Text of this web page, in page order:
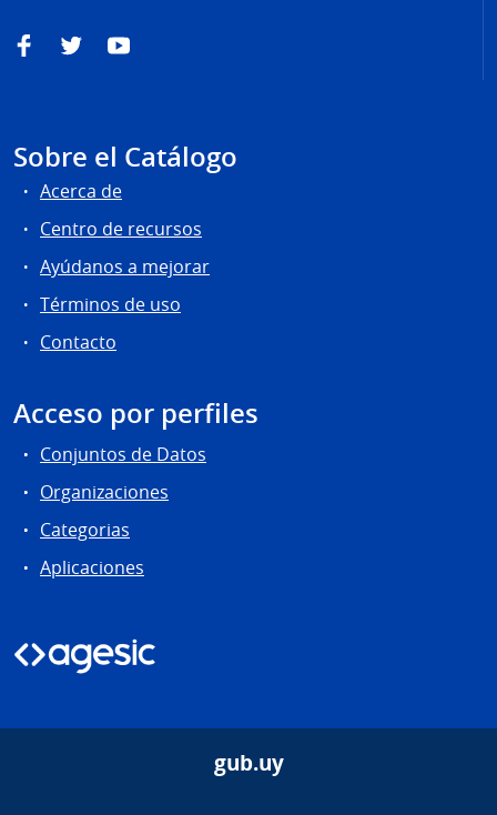
FacebookTwitterYouTube
Sobre el Catálogo
Acerca de
Centro de recursos
Ayúdanos a mejorar
Términos de uso
Contacto
Acceso por perfiles
Conjuntos de Datos
Organizaciones
Categorias
Aplicaciones
gub.uy